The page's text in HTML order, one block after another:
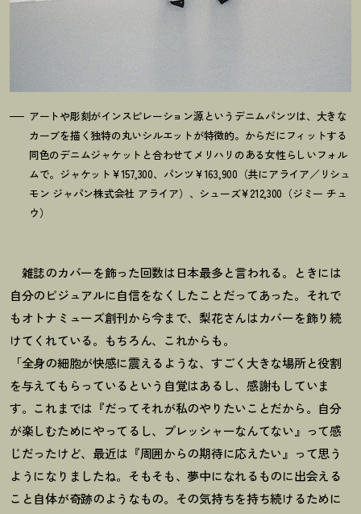
アートや彫刻がインスピレーション源というデニムパンツは、大きな
カーブを描く独特の丸いシルエットが特徴的。からだにフィットする
同色のデニムジャケットと合わせてメリハリのある女性らしいフォル
ムで。ジャケット¥157,300、パンツ¥163,900（共にアライア／リシュ
モン ジャパン株式会社 アライア）、シューズ¥212,300（ジミー チュ
ウ）
雑誌のカバーを飾った回数は日本最多と言われる。ときには
自分のビジュアルに自信をなくしたことだってあった。それで
もオトナミューズ創刊から今まで、梨花さんはカバーを飾り続
けてくれている。もちろん、これからも。
「全身の細胞が快感に震えるような、すごく大きな場所と役割
を与えてもらっているという自覚はあるし、感謝もしていま
す。これまでは『だってそれが私のやりたいことだから。自分
が楽しむためにやってるし、プレッシャーなんてない』って感
じだったけど、最近は『周囲からの期待に応えたい』って思う
ようになりましたね。そもそも、夢中になれるものに出会える
こと自体が奇跡のようなもの。その気持ちを持ち続けるために